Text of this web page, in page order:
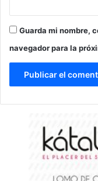
Guarda mi nombre,
navegador para la